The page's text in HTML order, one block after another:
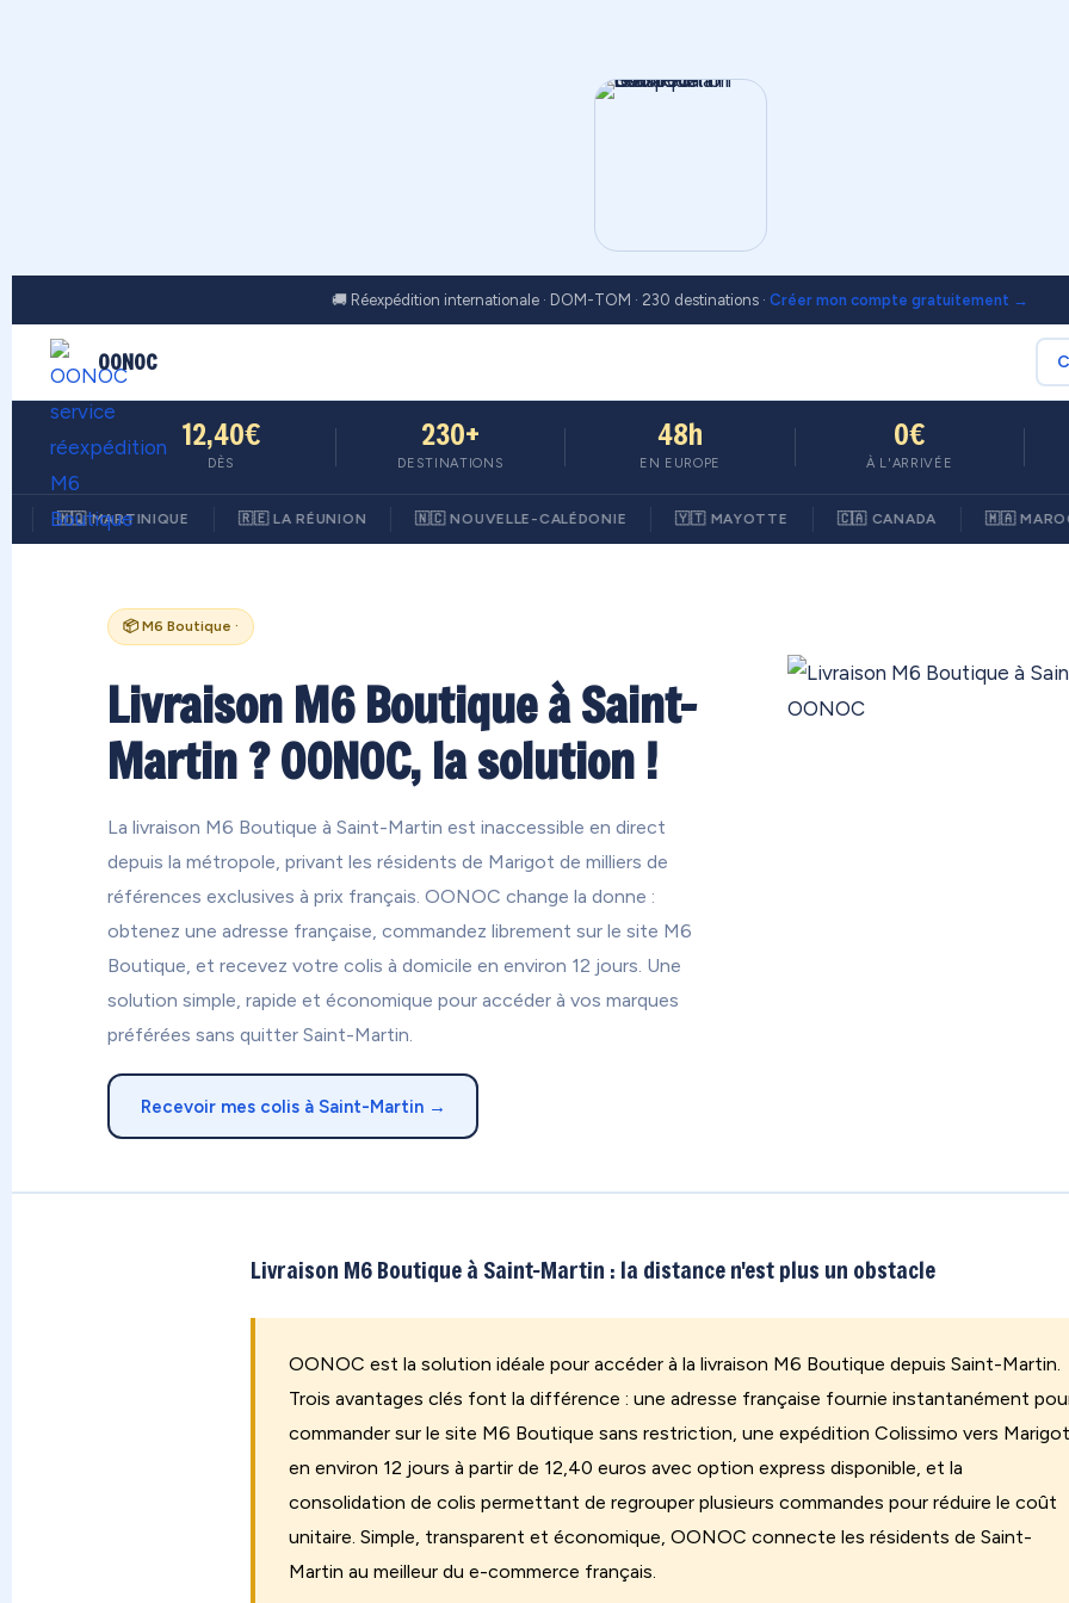
🚚 Réexpédition internationale · DOM-TOM · 230 destinations · Créer mon compte gratuitement →
OONOC
12,40€
DÈS
230+
DESTINATIONS
48h
EN EUROPE
0€
À L'ARRIVÉE
🇲🇶 MARTINIQUE 🇷🇪 LA RÉUNION 🇳🇨 NOUVELLE-CALÉDONIE 🇾🇹 MAYOTTE 🇨🇦 CANADA 🇲🇦 MAROC
📦 M6 Boutique ·
Livraison M6 Boutique à Saint-
Martin ? OONOC, la solution !
La livraison M6 Boutique à Saint-Martin est inaccessible en direct
depuis la métropole, privant les résidents de Marigot de milliers de
références exclusives à prix français. OONOC change la donne :
obtenez une adresse française, commandez librement sur le site M6
Boutique, et recevez votre colis à domicile en environ 12 jours. Une
solution simple, rapide et économique pour accéder à vos marques
préférées sans quitter Saint-Martin.
Recevoir mes colis à Saint-Martin →
Livraison M6 Boutique à Saint-Martin : la distance n'est plus un obstacle
OONOC est la solution idéale pour accéder à la livraison M6 Boutique depuis Saint-Martin.
Trois avantages clés font la différence : une adresse française fournie instantanément
commander sur le site M6 Boutique sans restriction, une expédition Colissimo vers Marigot
en environ 12 jours à partir de 12,40 euros avec option express disponible, et la
consolidation de colis permettant de regrouper plusieurs commandes pour réduire le coût
unitaire. Simple, transparent et économique, OONOC connecte les résidents de Saint-
Martin au meilleur du e-commerce français.